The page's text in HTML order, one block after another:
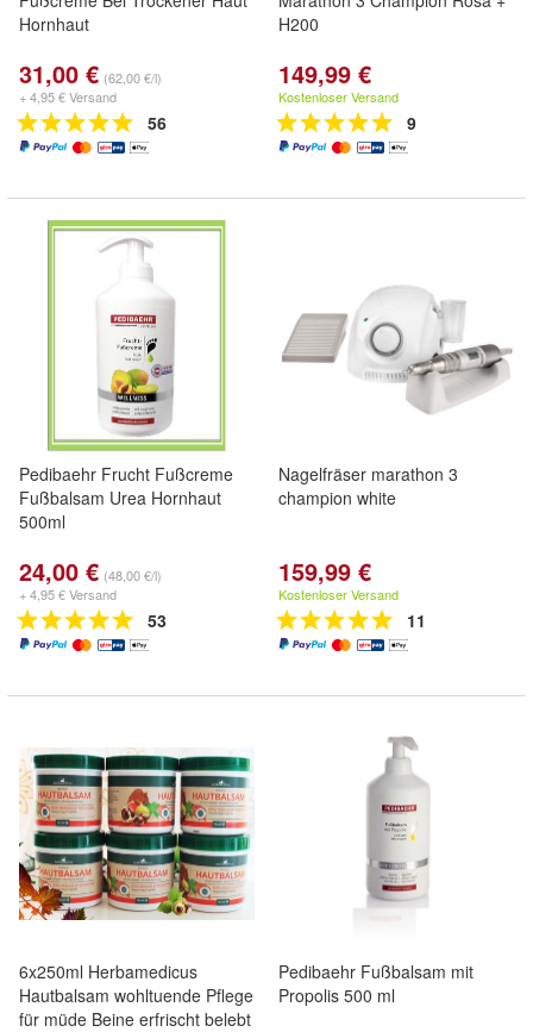
Hornhaut
31,00 € (62,00 €/l)
+ 4,95 € Versand
56
H200
149,99 €
Kostenloser Versand
9
Pedibaehr Frucht Fußcreme
Fußbalsam Urea Hornhaut
500ml
24,00 € (48,00 €/l)
+ 4,95 € Versand
53
Nagelfräser marathon 3
champion white
159,99 €
Kostenloser Versand
11
6x250ml Herbamedicus
Hautbalsam wohltuende Pflege
für müde Beine erfrischt belebt
Pedibaehr Fußbalsam mit
Propolis 500 ml